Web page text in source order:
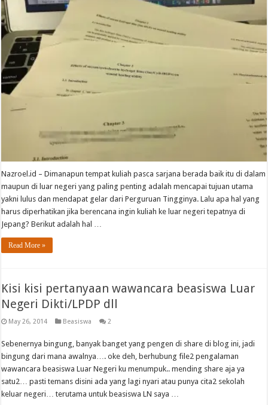
Nazroel.id – Dimanapun tempat kuliah pasca sarjana berada baik itu di dalam
maupun di luar negeri yang paling penting adalah mencapai tujuan utama
yakni lulus dan mendapat gelar dari Perguruan Tingginya. Lalu apa hal yang
harus diperhatikan jika berencana ingin kuliah ke luar negeri tepatnya di
Jepang? Berikut adalah hal …
Read More »
Kisi kisi pertanyaan wawancara beasiswa Luar
Negeri Dikti/LPDP dll
May 26, 2014 Beasiswa 2
Sebenernya bingung, banyak banget yang pengen di share di blog ini, jadi
bingung dari mana awalnya…. oke deh, berhubung file2 pengalaman
wawancara beasiswa Luar Negeri ku menumpuk.. mending share aja ya
satu2… pasti temans disini ada yang lagi nyari atau punya cita2 sekolah
keluar negeri… terutama untuk beasiswa LN saya …